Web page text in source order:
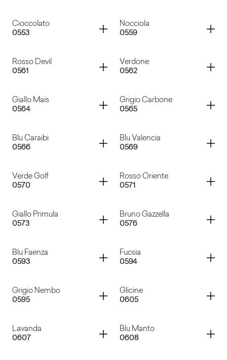
Cioccolato
0553
Container
Nocciola
0559
Container
Rosso Devil
0561
Container
Verdone
0562
Container
Giallo Mais
0564
Container
Grigio Carbone
0565
Container
Blu Caraibi
0566
Container
Blu Valencia
0569
Container
Verde Golf
0570
Container
Rosso Oriente
0571
Container
Giallo Primula
0573
Container
Bruno Gazzella
0576
Container
Blu Faenza
0593
Container
Fucsia
0594
Container
Grigio Nembo
0595
Container
Glicine
0605
Container
Lavanda
0607
Container
Blu Manto
0608
Container